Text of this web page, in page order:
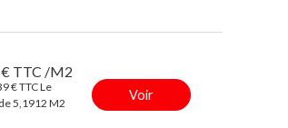
TTC /M2
€ TTC Le
5,1912 M2
Voir